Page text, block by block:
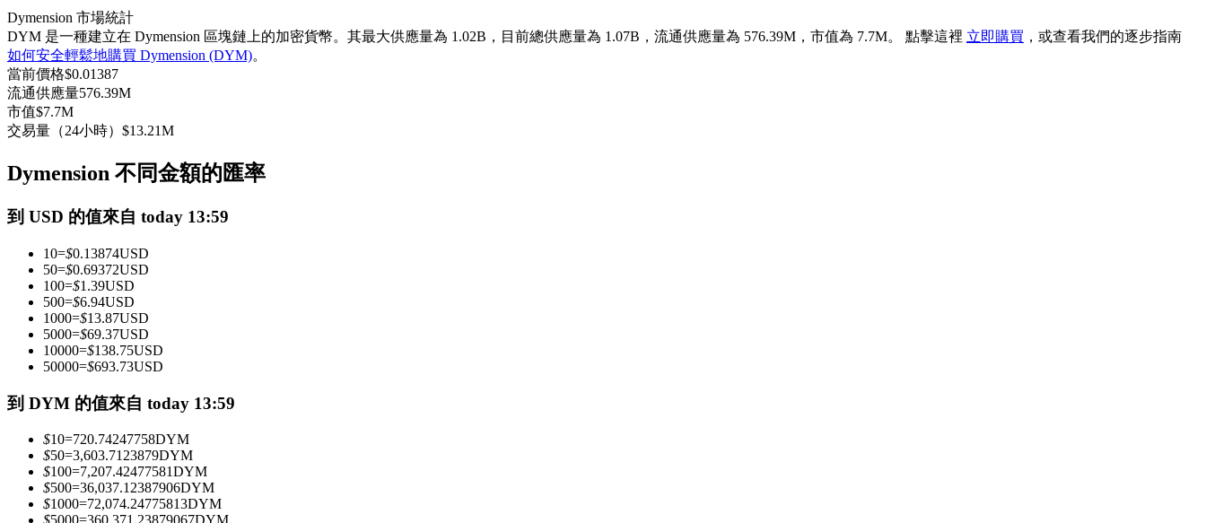
USDC永續
多種以USDC結算的永續合約
跟單
與頂尖交易專家同行
Dymension 市場統計
DYM 是一種建立在 Dymension 區塊鏈上的加密貨幣。其最大供應量為 1.02B，目前總供應量為 1.07B，流通供應量為 576.39M，市值為 7.7M。 點擊這裡 立即購買 ，或查看我們的逐步指南
如何安全輕鬆地購買 Dymension (DYM)。
當前價格$0.01387
流通供應量576.39M
市值$7.7M
交易量（24小時） $13.21M
Dymension 不同金額的匯率
到 USD 的值來自 today 13:59
10=$0.13874USD
50=$0.69372USD
100=$1.39USD
500=$6.94USD
1000=$13.87USD
5000=$69.37USD
10000=$138.75USD
50000=$693.73USD
到 DYM 的值來自 today 13:59
$10=720.74247758DYM
$50=3,603.7123879DYM
$100=7,207.42477581DYM
$500=36,037.12387906DYM
$1000=72,074.24775813DYM